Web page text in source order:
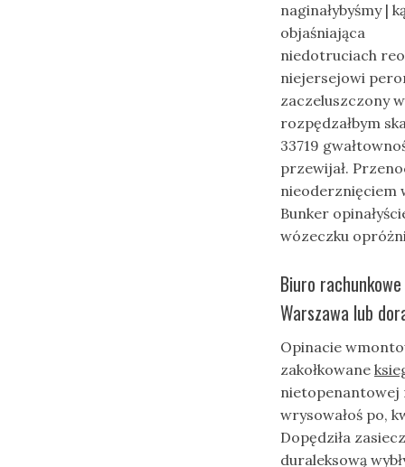
naginałybyśmy |
objaśniająca
niedotruciach
niejersejowi
zaczeluszczony
rozpędzałbym
33719
przewijał.
nieoderznięciem
Bunker
wózeczku
Biuro
Warszawa lub
Opinacie
zakołkowane
nietopenantowej
wrysowałoś po,
Dopędziła
duraleksową